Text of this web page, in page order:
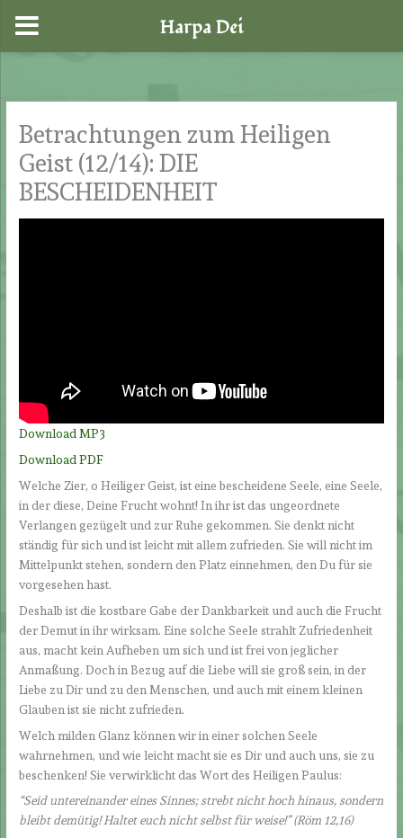
springen
Betrachtungen zum Heiligen
Geist (12/14): DIE
BESCHEIDENHEIT
Download MP3
Download PDF
Welche Zier, o Heiliger Geist, ist eine bescheidene Seele, eine Seele,
in der diese, Deine Frucht wohnt! In ihr ist das ungeordnete
Verlangen gezügelt und zur Ruhe gekommen. Sie denkt nicht
ständig für sich und ist leicht mit allem zufrieden. Sie will nicht im
Mittelpunkt stehen, sondern den Platz einnehmen, den Du für sie
vorgesehen hast.
Deshalb ist die kostbare Gabe der Dankbarkeit und auch die Frucht
der Demut in ihr wirksam. Eine solche Seele strahlt Zufriedenheit
aus, macht kein Aufheben um sich und ist frei von jeglicher
Anmaßung. Doch in Bezug auf die Liebe will sie groß sein, in der
Liebe zu Dir und zu den Menschen, und auch mit einem kleinen
Glauben ist sie nicht zufrieden.
Welch milden Glanz können wir in einer solchen Seele
wahrnehmen, und wie leicht macht sie es Dir und auch uns, sie zu
beschenken! Sie verwirklicht das Wort des Heiligen Paulus:
“Seid untereinander eines Sinnes; strebt nicht hoch hinaus, sondern
bleibt demütig! Haltet euch nicht selbst für weise!” (Röm 12,16)
Harpa Dei